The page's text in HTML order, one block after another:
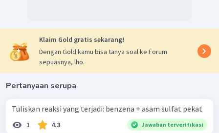
Klaim Gold gratis sekarang!
Dengan Gold kamu bisa tanya soal ke Forum
sepuasnya, lho.
Pertanyaan serupa
Tuliskan reaksi yang terjadi: benzena + asam sulfat pekat
1 4.3 Jawaban terverifikasi